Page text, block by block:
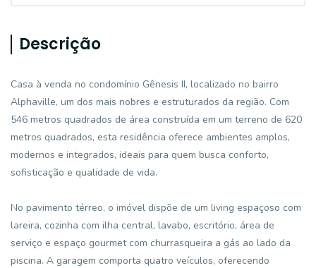
Descrição
Casa à venda no condomínio Gênesis II, localizado no bairro
Alphaville, um dos mais nobres e estruturados da região. Com
546 metros quadrados de área construída em um terreno de 620
metros quadrados, esta residência oferece ambientes amplos,
modernos e integrados, ideais para quem busca conforto,
sofisticação e qualidade de vida.
No pavimento térreo, o imóvel dispõe de um living espaçoso com
lareira, cozinha com ilha central, lavabo, escritório, área de
serviço e espaço gourmet com churrasqueira a gás ao lado da
piscina. A garagem comporta quatro veículos, oferecendo